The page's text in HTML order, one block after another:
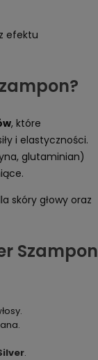
efektu
, które
i elastyczności.
glutaminian)
skóry głowy oraz
Szampon
.